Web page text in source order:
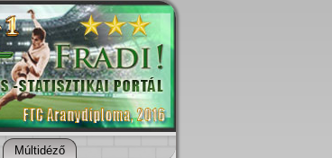
Múltidéző